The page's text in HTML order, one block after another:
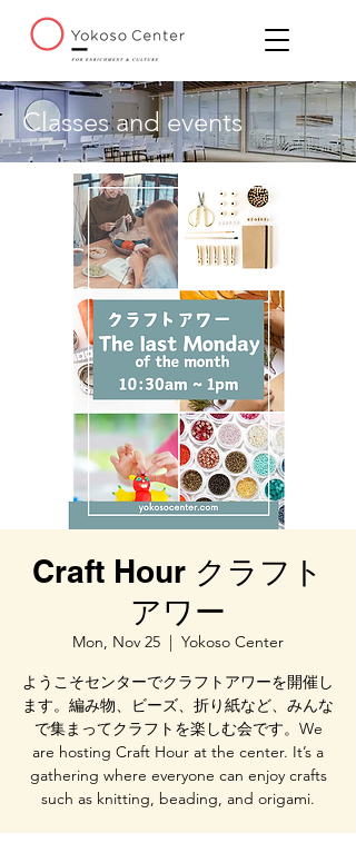
Classes and events
Craft Hour クラフト
アワー
Mon, Nov 25
  |
Yokoso Center
ようこそセンターでクラフトアワーを開催し
ます。編み物、ビーズ、折り紙など、みんな
で集まってクラフトを楽しむ会です。We
are hosting Craft Hour at the center. It’s a
gathering where everyone can enjoy crafts
such as knitting, beading, and origami.